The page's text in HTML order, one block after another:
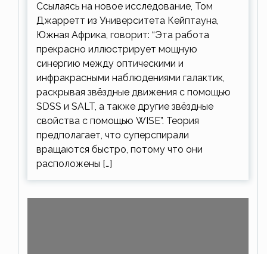
Ссылаясь на новое исследование, Том
Джарретт из Университета Кейптауна,
Южная Африка, говорит: “Эта работа
прекрасно иллюстрирует мощную
синергию между оптическими и
инфракрасными наблюдениями галактик,
раскрывая звёздные движения с помощью
SDSS и SALT, а также другие звёздные
свойства с помощью WISE”. Теория
предполагает, что суперспирали
вращаются быстро, потому что они
расположены […]